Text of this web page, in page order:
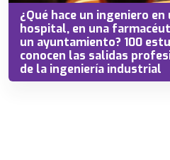
¿Qué hace un ingeniero en
hospital, en una
un ayuntamiento? 100
conocen las salidas
de la ingeniería industrial